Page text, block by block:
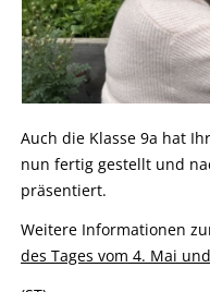
Auch die Klasse 9a hat
nun fertig gestellt und
präsentiert.
Weitere Informationen
des Tages vom 4. Mai